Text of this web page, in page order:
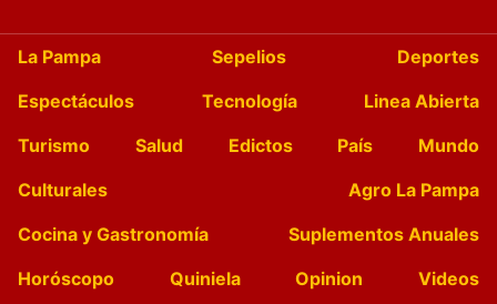
La Pampa Sepelios
Deportes
Espectáculos
Tecnología
Linea Abierta
Turismo
Salud Edictos País
Mundo
Culturales
Agro La Pampa
Cocina y Gastronomía
Suplementos Anuales
Horóscopo
Quiniela Opinion
Videos